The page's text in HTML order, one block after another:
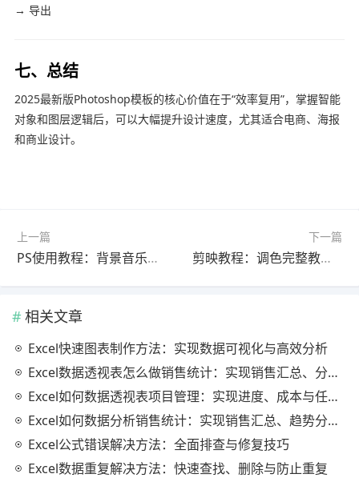
→ 导出
七、总结
2025最新版Photoshop模板的核心价值在于“效率复用”，掌握智能
对象和图层逻辑后，可以大幅提升设计速度，尤其适合电商、海报
和商业设计。
上一篇
PS使用教程：背景音乐完整教程2025最新版（避坑指南）
下一篇
剪映教程：调色完整教程官方最新版（常见问题解决）
相关文章
Excel快速图表制作方法：实现数据可视化与高效分析
Excel数据透视表怎么做销售统计：实现销售汇总、分析与动态监控
Excel如何数据透视表项目管理：实现进度、成本与任务的高效分析
Excel如何数据分析销售统计：实现销售汇总、趋势分析与业绩优化
Excel公式错误解决方法：全面排查与修复技巧
Excel数据重复解决方法：快速查找、删除与防止重复